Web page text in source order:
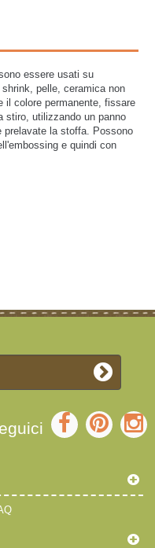
essere usati su
pelle, ceramica non
il colore permanente, fissare
stiro, utilizzando un panno
la stoffa. Possono
e quindi con